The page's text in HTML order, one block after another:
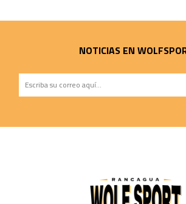
NOTICIAS EN